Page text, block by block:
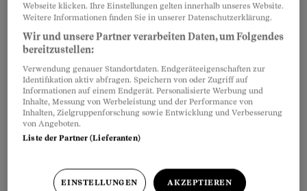
mindestens so interessant ist, wie sie zu
entsorgen. Damit liessen sich gleich mehrere
gesellschaftspolitische Probleme lösen.
Webseite klicken. Ihre Einstellungen gelten innerhalb unseres Website.
Weitere Informationen finden Sie in unserer Datenschutzerklärung.
Wir und unsere Partner verarbeiten Daten, um Folgendes
bereitzustellen:
Verwendung genauer Standortdaten. Endgeräteeigenschaften zur
Identifikation aktiv abfragen. Speichern von oder Zugriff auf
Informationen auf einem Endgerät. Personalisierte Werbung und
Inhalte, Messung von Werbeleistung und der Performance von
Inhalten, Zielgruppenforschung sowie Entwicklung und Verbesserung
von Angeboten.
Liste der Partner (Lieferanten)
EINSTELLUNGEN AKZEPTIEREN